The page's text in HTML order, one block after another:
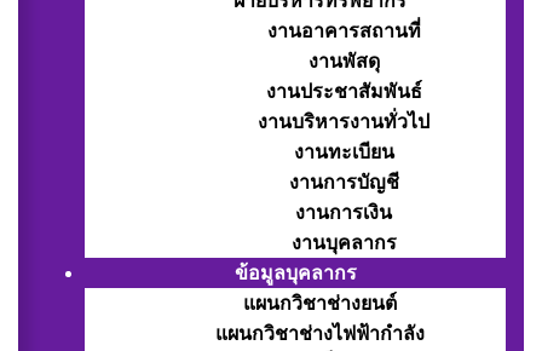
งานอาคารสถานที่
งานพัสดุ
งานประชาสัมพันธ์
งานบริหารงานทั่วไป
งานทะเบียน
งานการบัญชี
งานการเงิน
งานบุคลากร
ข้อมูลบุคลากร
แผนกวิชาช่างยนต์
แผนกวิชาช่างไฟฟ้ากำลัง